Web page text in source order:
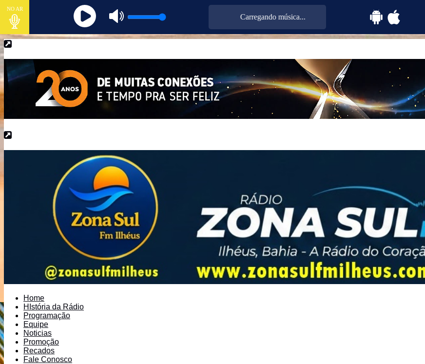
NO AR
Carregando música...
Home
HIstória da Rádio
Programação
Equipe
Noticias
Promoção
Recados
Fale Conosco